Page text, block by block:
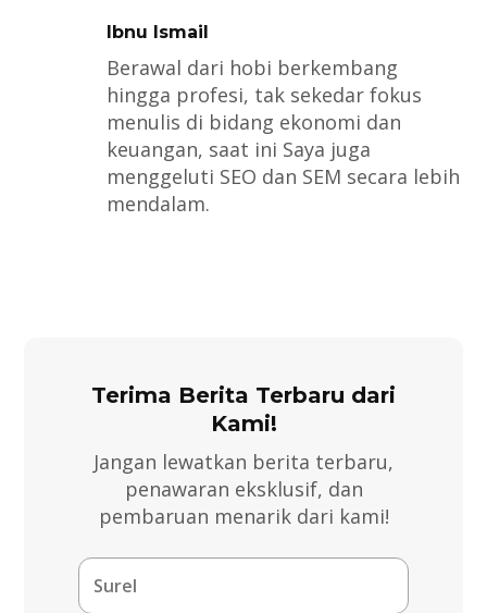
Ibnu Ismail
Berawal dari hobi berkembang
hingga profesi, tak sekedar fokus
menulis di bidang ekonomi dan
keuangan, saat ini Saya juga
menggeluti SEO dan SEM secara lebih
mendalam.
Terima Berita Terbaru dari
Kami!
Jangan lewatkan berita terbaru,
penawaran eksklusif, dan
pembaruan menarik dari kami!